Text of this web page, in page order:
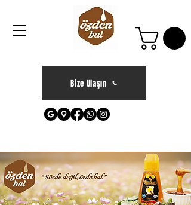
Bize Ulaşın